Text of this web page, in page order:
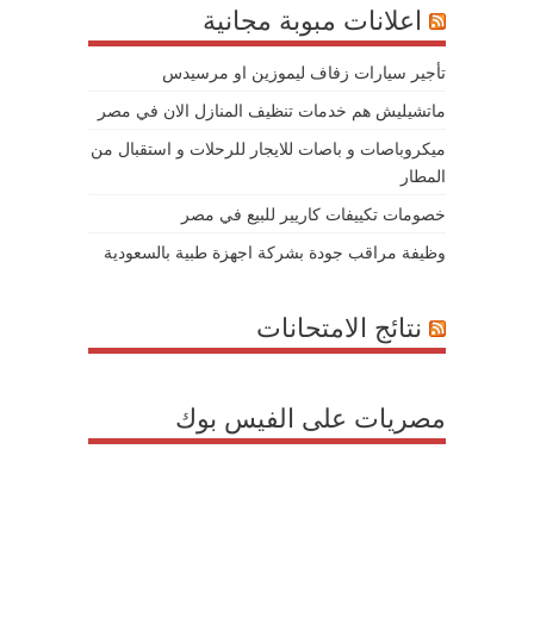
اعلانات مبوبة مجانية
تأجير سيارات زفاف ليموزين او مرسيدس
ماتشيليش هم خدمات تنظيف المنازل الان في مصر
ميكروباصات و باصات للايجار للرحلات و استقبال من
المطار
خصومات تكييفات كاريير للبيع في مصر
وظيفة مراقب جودة بشركة اجهزة طبية بالسعودية
نتائج الامتحانات
مصريات على الفيس بوك